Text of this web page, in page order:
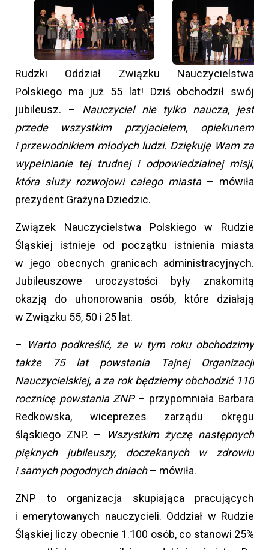
Rudzki Oddział Związku Nauczycielstwa
Polskiego ma już 55 lat! Dziś obchodził swój
jubileusz. – Nauczyciel nie tylko naucza, jest
przede wszystkim przyjacielem, opiekunem
i przewodnikiem młodych ludzi. Dziękuję Wam za
wypełnianie tej trudnej i odpowiedzialnej misji,
która służy rozwojowi całego miasta– mówiła
prezydent Grażyna Dziedzic.
Związek Nauczycielstwa Polskiego w Rudzie
Śląskiej istnieje od początku istnienia miasta
w jego obecnych granicach administracyjnych.
Jubileuszowe uroczystości były znakomitą
okazją do uhonorowania osób, które działają
w Związku 55, 50 i 25 lat.
–
Warto podkreślić, że w tym roku obchodzimy
także 75 lat powstania Tajnej Organizacji
Nauczycielskiej, a za rok będziemy obchodzić 110
rocznicę powstania ZNP– przypomniała Barbara
Redkowska, wiceprezes zarządu okręgu
śląskiego ZNP. –
Wszystkim życzę następnych
pięknych jubileuszy, doczekanych w zdrowiu
i samych pogodnych dniach– mówiła.
ZNP to organizacja skupiająca pracujących
i emerytowanych nauczycieli. Oddział w Rudzie
Śląskiej liczy obecnie 1.100 osób, co stanowi 25%